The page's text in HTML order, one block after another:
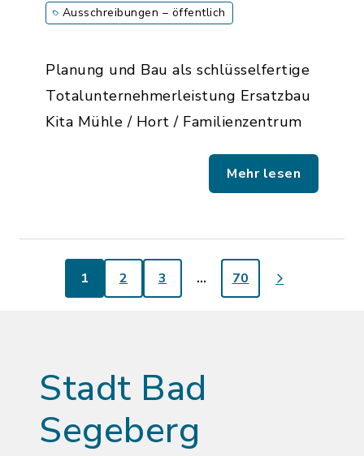
Ausschreibungen – öffentlich
Planung und Bau als schlüsselfertige
Totalunternehmerleistung Ersatzbau
Kita Mühle / Hort / Familienzentrum
Mehr lesen
1 2 3 … 70
Stadt Bad
Segeberg